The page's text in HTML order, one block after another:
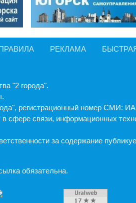
РЕКЛАМА
"2 города".
регистрационный номер СМИ:
сфере связи, информационных
за содержание
обязательна.